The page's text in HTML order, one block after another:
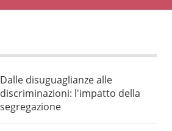
Dalle disuguaglianze alle
discriminazioni: l'impatto della
segregazione